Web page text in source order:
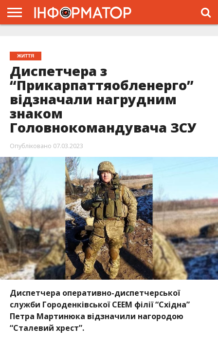
ЖИТТЯ
Диспетчера з
“Прикарпаттяобленерго”
відзначали нагрудним
знаком
Головнокомандувача ЗСУ
Опубліковано 07.03.2023
Диспетчера оперативно-диспетчерської
служби Городенківської СЕЕМ філії “Східна”
Петра Мартинюка відзначили нагородою
“Сталевий хрест”.